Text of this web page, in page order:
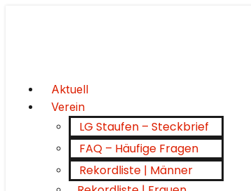
Aktuell
Verein
LG Staufen – Steckbrief
FAQ – Häufige Fragen
Rekordliste | Männer